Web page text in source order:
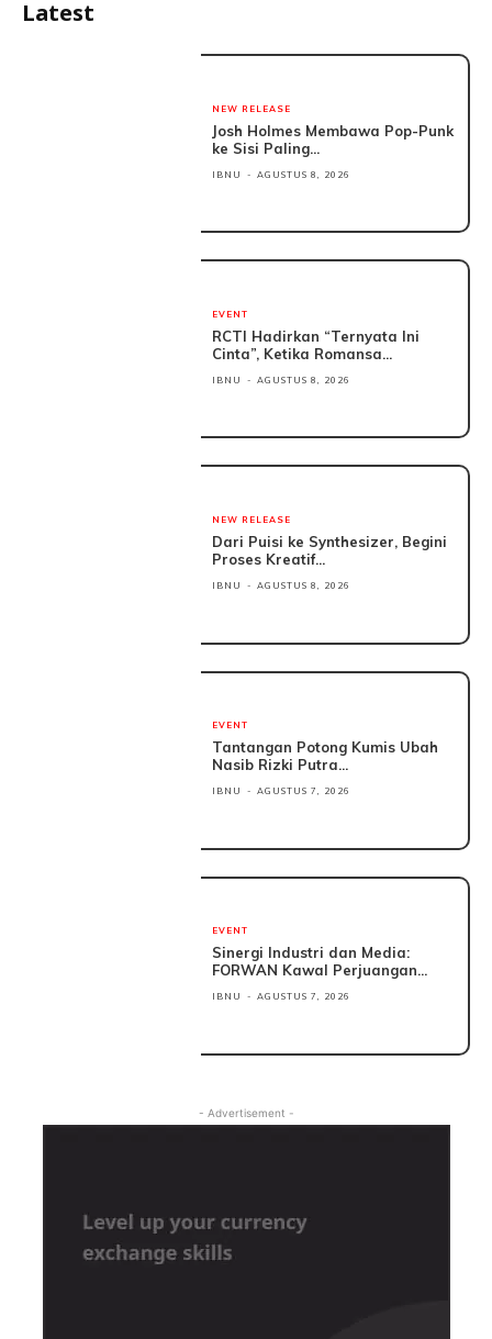
Latest
NEW RELEASE
Josh Holmes Membawa Pop-Punk
ke Sisi Paling...
IBNU - AGUSTUS 8, 2026
EVENT
RCTI Hadirkan “Ternyata Ini
Cinta”, Ketika Romansa...
IBNU - AGUSTUS 8, 2026
NEW RELEASE
Dari Puisi ke Synthesizer, Begini
Proses Kreatif...
IBNU - AGUSTUS 8, 2026
EVENT
Tantangan Potong Kumis Ubah
Nasib Rizki Putra...
IBNU - AGUSTUS 7, 2026
EVENT
Sinergi Industri dan Media:
FORWAN Kawal Perjuangan...
IBNU - AGUSTUS 7, 2026
- Advertisement -